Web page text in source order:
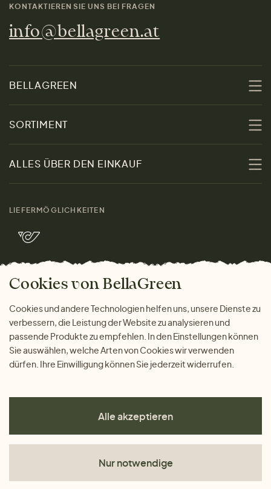
KONTAKTIEREN SIE UNS BEI FRAGEN
info@bellagreen.at
BELLAGREEN
Über uns
Nachhaltigkeit
Kontakt
Marken
Bella Green Magazin
SORTIMENT
Sale
Damen
Herren
Wohnen
Geschenke
ALLES ÜBER DEN EINKAUF
Warum bei uns einkaufen
LIEFERMÖGLICHKEITEN
ZAHLUNGSMÖGLICHKEITEN
Cookies von BellaGreen
Cookies und andere Technologien helfen uns, unsere Dienste zu
verbessern, die Leistung der Website zu analysieren und
passende Produkte zu empfehlen. In den Einstellungen können
Sie auswählen, welche Arten von Cookies wir verwenden
dürfen. Ihre Einwilligung können Sie jederzeit widerrufen.
Alle akzeptieren
Nur notwendige